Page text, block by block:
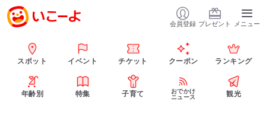
会員登録 プレゼント メニュー
スポット イベント チケット クーポン ランキング
年齢別 特集 子育て
おでかけ
ニュース
観光